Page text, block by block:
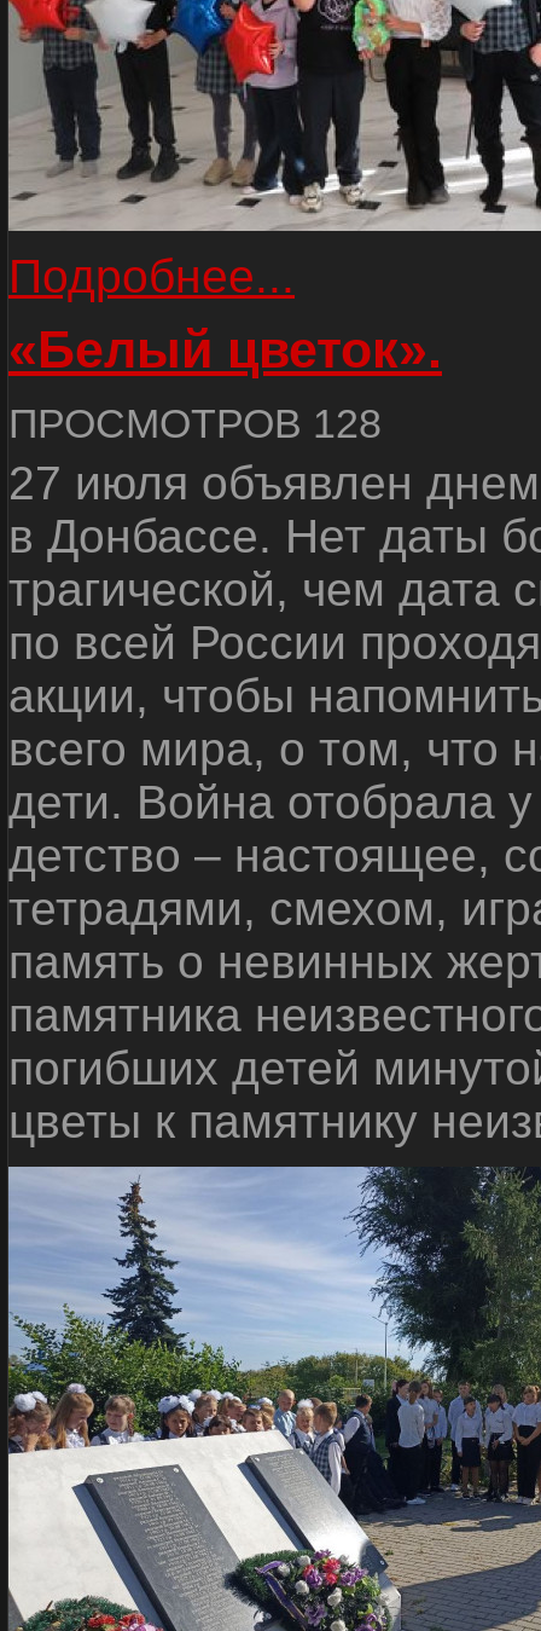
Подробнее...
«Белый цветок».
ПРОСМОТРОВ 128
27 июля объявлен
в Донбассе. Нет даты
трагической, чем дата
по всей России
акции, чтобы
всего мира, о том, что
дети. Война отобрала
детство – настоящее,
тетрадями, смехом,
память о невинных
памятника
погибших детей
цветы к памятнику